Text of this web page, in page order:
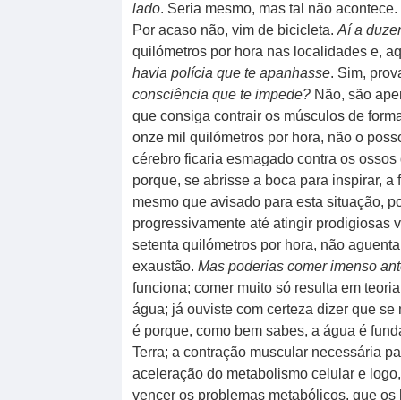
lado. Seria mesmo, mas tal não acontece.
Por acaso não, vim de bicicleta.Aí a
quilómetros por hora nas localidades e,
havia polícia que te apanhasse. Sim,
consciência que te impede? Não, são
que consiga contrair os músculos de
onze mil quilómetros por hora, não o
cérebro ficaria esmagado contra os
porque, se abrisse a boca para inspirar,
mesmo que avisado para esta situação,
progressivamente até atingir prodigiosas
setenta quilómetros por hora, não
exaustão.Mas poderias comer imenso
funciona; comer muito só resulta em
água; já ouviste com certeza dizer que
é porque, como bem sabes, a água é
Terra; a contração muscular necessária
aceleração do metabolismo celular e
vencer os problemas metabólicos, que